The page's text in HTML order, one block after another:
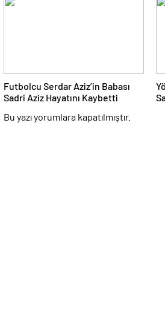
Futbolcu Serdar Aziz’in Babası
Sadri Aziz Hayatını Kaybetti
Bu yazı yorumlara kapatılmıştır.